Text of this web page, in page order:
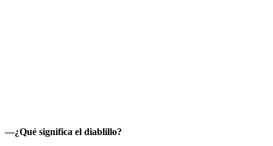
—¿Qué significa el diablillo?